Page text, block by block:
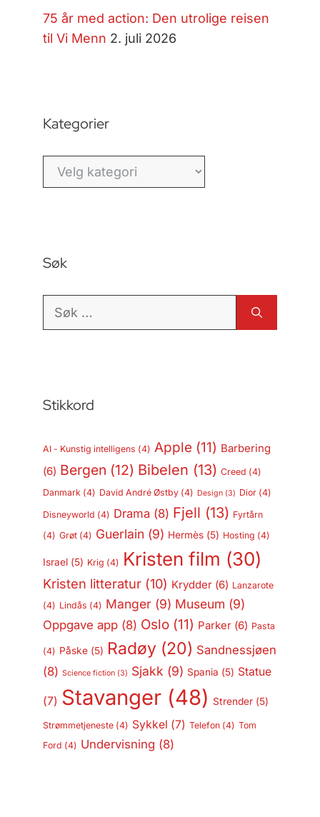
75 år med action: Den utrolige reisen
til Vi Menn 2. juli 2026
Kategorier
Kategorier
Søk
Søk
Stikkord
AI - Kunstig intelligens (4) Apple (11) Barbering
(6) Bergen (12) Bibelen (13) Creed (4)
Danmark(4) David André Østby(4) Design(3) Dior(4)
Disneyworld (4) Drama (8) Fjell (13) Fyrtårn
(4) Grøt(4) Guerlain (9) Hermès(5) Hosting (4)
Israel(5) Krig (4) Kristen film (30)
Kristen litteratur(10) Krydder(6) Lanzarote
(4) Lindås (4) Manger(9) Museum (9)
Oppgave app(8) Oslo(11) Parker(6) Pasta
(4) Påske(5) Radøy(20) Sandnessjøen
(8) Science fiction(3) Sjakk (9) Spania (5) Statue
(7) Stavanger(48) Strender(5)
Strømmetjeneste(4) Sykkel (7) Telefon(4) Tom
Ford (4) Undervisning (8)